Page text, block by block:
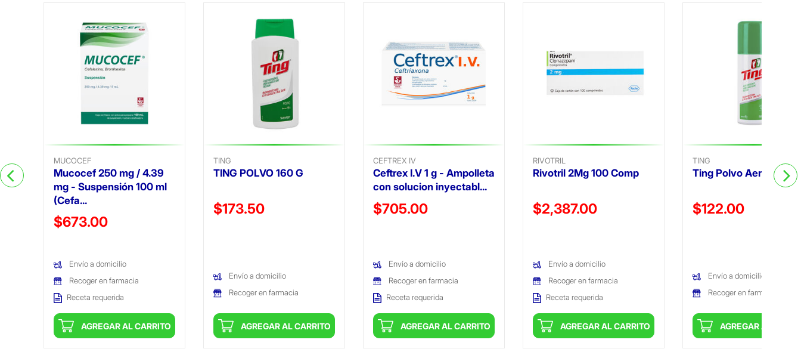
MUCOCEF
Mucocef 250 mg / 4.39
mg - Suspensión 100 ml
(Cefa...
Precio reducido de
$673.00
Envío a domicilio
Recoger en farmacia
Receta requerida
AGREGAR AL CARRITO
TING
TING POLVO 160 G
Precio reducido de
$173.50
Envío a domicilio
Recoger en farmacia
AGREGAR AL CARRITO
CEFTREX IV
Ceftrex I.V 1 g - Ampolleta
con solucion inyectabl...
Precio reducido de
$705.00
Envío a domicilio
Recoger en farmacia
Receta requerida
AGREGAR AL CARRITO
RIVOTRIL
Rivotril 2Mg 100 Comp
Precio reducido de
$2,387.00
Envío a domicilio
Recoger en farmacia
Receta requerida
AGREGAR AL CARRITO
TING
Ting Polvo Aereosol
Precio reducido de
$122.00
Envío a domicilio
Recoger en farmacia
AGREGAR AL